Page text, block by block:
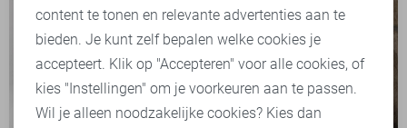
-20%
content te tonen en relevante advertenties aan te
bieden. Je kunt zelf bepalen welke cookies je
accepteert. Klik op "Accepteren" voor alle cookies, of
kies "Instellingen" om je voorkeuren aan te passen.
Wil je alleen noodzakelijke cookies? Kies dan